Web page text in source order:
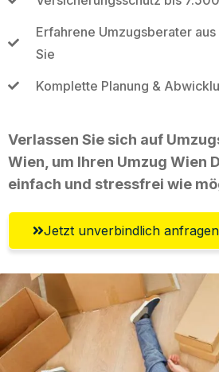
Erfahrene Umzugsberater
Sie
Komplette Planung &
Verlassen Sie sich auf
Wien, um Ihren Umzug Wien
einfach und stressfrei wie
Jetzt unverbindlich anfragen